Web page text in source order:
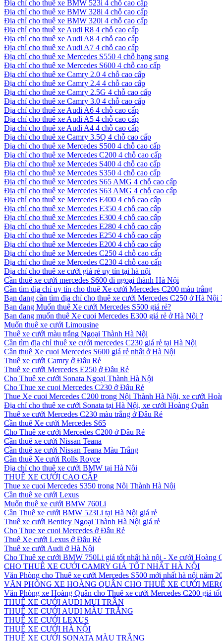
Địa chỉ cho thuê xe BMW 523i 4 chỗ cao cấp
Địa chỉ cho thuê xe BMW 328i 4 chỗ cao cấp
Địa chỉ cho thuê xe BMW 320i 4 chỗ cao cấp
Địa chỉ cho thuê xe Audi R8 4 chỗ cao cấp
Địa chỉ cho thuê xe Audi A8 4 chỗ cao cấp
Địa chỉ cho thuê xe Audi A7 4 chỗ cao cấp
Địa chỉ cho thuê xe Mercedes S550 4 chỗ hạng sang
Địa chỉ cho thuê xe Mercedes S600 4 chỗ cao cấp
Địa chỉ cho thuê xe Camry 2.0 4 chỗ cao cấp
Địa chỉ cho thuê xe Camry 2.4 4 chỗ cao cấp
Địa chỉ cho thuê xe Camry 2.5G 4 chỗ cao cấp
Địa chỉ cho thuê xe Camry 3.0 4 chỗ cao cấp
Địa chỉ cho thuê xe Audi A6 4 chỗ cao cấp
Địa chỉ cho thuê xe Audi A5 4 chỗ cao cấp
Địa chỉ cho thuê xe Audi A4 4 chỗ cao cấp
Địa chỉ cho thuê xe Camry 3.5Q 4 chỗ cao cấp
Địa chỉ cho thuê xe Mercedes S500 4 chỗ cao cấp
Địa chỉ cho thuê xe Mercedes C200 4 chỗ cao cấp
Địa chỉ cho thuê xe Mercedes S400 4 chỗ cao cấp
Địa chỉ cho thuê xe Mercedes S350 4 chỗ cao cấp
Địa chỉ cho thuê xe Mercedes S65 AMG 4 chỗ cao cấp
Địa chỉ cho thuê xe Mercedes S63 AMG 4 chỗ cao cấp
Địa chỉ cho thuê xe Mercedes E400 4 chỗ cao cấp
Địa chỉ cho thuê xe Mercedes E350 4 chỗ cao cấp
Địa chỉ cho thuê xe Mercedes E300 4 chỗ cao cấp
Địa chỉ cho thuê xe Mercedes E280 4 chỗ cao cấp
Địa chỉ cho thuê xe Mercedes E250 4 chỗ cao cấp
Địa chỉ cho thuê xe Mercedes E200 4 chỗ cao cấp
Địa chỉ cho thuê xe Mercedes C250 4 chỗ cao cấp
Địa chỉ cho thuê xe Mercedes C230 4 chỗ cao cấp
Địa chỉ cho thuê xe cưới giá rẻ uy tín tại hà nội
Cần thuê xe cưới mercedes S600 đi ngoại thành Hà Nội
Cần tìm địa chỉ uy tín cho thuê Xe cưới Mercedes C200 màu trắng
Bạn đang cần tìm địa chỉ cho thuê xe cưới Mercedes C250 ở Hà Nội
Bạn đang Muốn thuê Xe cưới Mercedes S500 giá rẻ?
Bạn đang muốn thuê Xe cuoi Mercedes E300 giá rẻ ở Hà Nội ?
Muốn thuê xe cưới Limousine
Thuê xe cưới màu trắng Ngoại Thành Hà Nội
Cần tìm địa chỉ thuê xe cưới mercedes C230 giá rẻ tại Hà Nội
Cần thuê Xe cuoi Mercedes S600 giá rẻ nhất ở Hà Nội
Thuê xe cưới Camry ở Đâu Rẻ
Thuê xe cưới Mercedes E250 ở Đâu Rẻ
Cho Thuê xe cưới Sonata Ngoại Thành Hà Nội
Cho Thue xe cuoi Mercedes C230 ở Đâu Rẻ
Thue Xe cuoi Mercedes C200 trong Nội Thành Hà Nội, xe cưới
Địa chỉ cho thuê xe cưới Sonata tại Hà Nội, xe cưới Hoàng Quân
Thuê xe cưới Mercedes C230 màu trắng ở Đâu Rẻ
Cần thuê Xe cưới Mercedes S65
Cho Thuê xe cưới Mercedes C200 ở Đâu Rẻ
Cần thuê xe cưới Nissan Teana
Cần thuê xe cưới Nissan Teana Màu Trắng
Cần thuê Xe cưới Rolls Royce
Địa chỉ cho thuê xe cưới BMW tại Hà Nội
THUÊ XE CƯỚI CAO CẤP
Thue xe cuoi Mercedes S350 trong Nội Thành Hà Nội
Cần thuê xe cưới Lexus
Muốn thuê xe cưới BMW 760Li
Cần Thuê xe cưới BMW 523Li tại Hà Nội giá rẻ
Thuê xe cưới Bentley Ngoại Thành Hà Nội giá rẻ
Cho Thue xe cuoi Mercedes ở Đâu Rẻ
Thuê Xe cưới Lexus ở Đâu Rẻ
Thuê xe cưới Audi ở Hà Nội
Cho Thuê xe cưới BMW 750Li giá tốt nhất hà nội - Xe cưới Hoàng
CHO THUÊ XE CƯỚI CAMRY GIÁ TỐT NHẤT HÀ NỘI
Văn Phòng cho Thuê xe cưới Mercedes S500 mới nhất hà nội năm
VĂN PHÒNG XE HOÀNG QUÂN CHO THUÊ XE CƯỚI
Văn Phòng xe Hoàng Quân cho Thuê xe cưới Mercedes C200 giá
THUÊ XE CƯỚI AUDI MUI TRẦN
THUÊ XE CƯỚI AUDI MÀU TRẮNG
THUÊ XE CƯỚI LEXUS
THUÊ XE CƯỚI HÀ NỘI
THUÊ XE CƯỚI SONATA MÀU TRẮNG